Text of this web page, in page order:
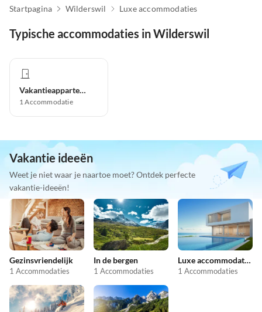
Startpagina Wilderswil Luxe accommodaties
Typische accommodaties in Wilderswil
Vakantieappartement
1Accommodatie
Vakantie ideeën
Weet je niet waar je naartoe moet? Ontdek perfecte
vakantie-ideeën!
Gezinsvriendelijk
1 Accommodaties
In de bergen
1 Accommodaties
Luxe accommodaties
1 Accommodaties